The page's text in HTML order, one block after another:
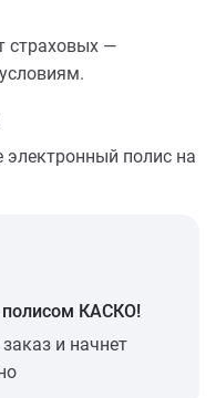
страховых —
электронный полис на
КАСКО!
и начнет